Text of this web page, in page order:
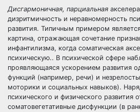
Дисгармоничная, парциальная
дизритмичность и неравномерность
развития. Типичным примером
картина, отражающая сочетание
инфантилизма, когда соматическая
психическую.. В психической сфере
проявляющаяся ускорением развития
функций (например, речи) и
моторики и социальных навыков).
психического и физического развития
соматовегетативные дисфункции (в